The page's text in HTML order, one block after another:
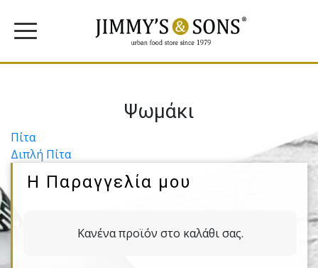
Ψωμάκι
Πλοήγηση
άρθρων
Πίτα
Διπλή Πίτα
Η Παραγγελία μου
Κανένα προϊόν στο καλάθι σας.